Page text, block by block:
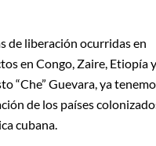
de liberación ocurridas en
en Congo, Zaire, Etiopía y
“Che” Guevara, ya
de los países
cubana.